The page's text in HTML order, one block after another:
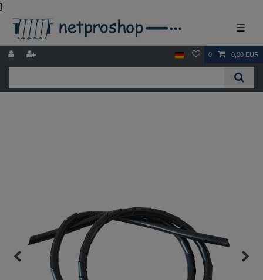
}
☰
0 0,00 EUR